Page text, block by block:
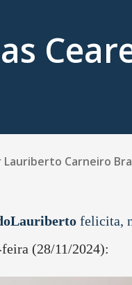
Lauriberto Carneiro
felicita,
(28/11/2024):